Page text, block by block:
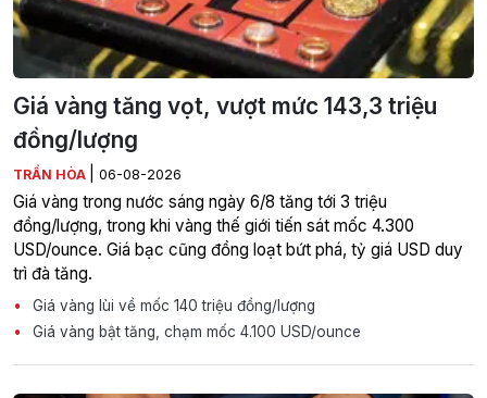
Giá vàng tăng vọt, vượt mức 143,3 triệu
đồng/lượng
TRẦN HÒA 06-08-2026
Giá vàng trong nước sáng ngày 6/8 tăng tới 3 triệu
đồng/lượng, trong khi vàng thế giới tiến sát mốc 4.300
USD/ounce. Giá bạc cũng đồng loạt bứt phá, tỷ giá USD duy
trì đà tăng.
Giá vàng lùi về mốc 140 triệu đồng/lượng
Giá vàng bật tăng, chạm mốc 4.100 USD/ounce